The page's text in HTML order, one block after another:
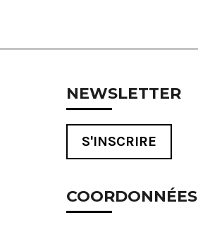
NEWSLETTER
S'INSCRIRE
COORDONNÉES